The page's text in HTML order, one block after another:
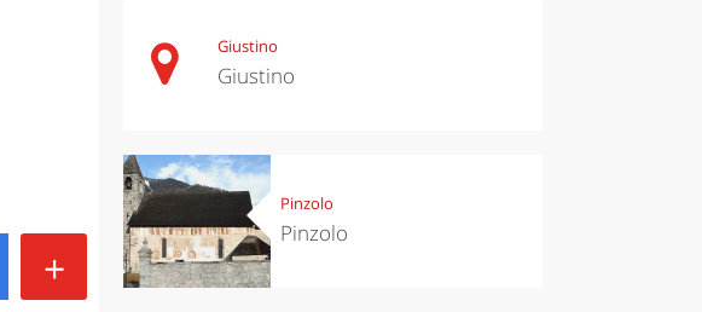
TOSCANA
UMBRIA
VALLE D'AOSTA
VENETO
+
Giustino
Giustino
Pinzolo
Pinzolo